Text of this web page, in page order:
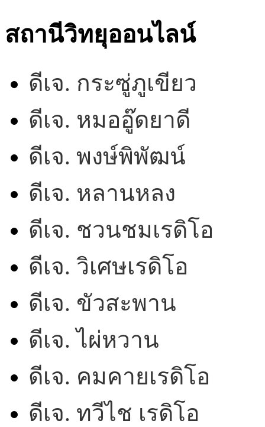
สถานีวิทยุออนไลน์
ดีเจ. กระซู่ภูเขียว
ดีเจ. หมออู๊ดยาดี
ดีเจ. พงษ์พิพัฒน์
ดีเจ. หลานหลง
ดีเจ. ชวนชมเรดิโอ
ดีเจ. วิเศษเรดิโอ
ดีเจ. ขัวสะพาน
ดีเจ. ไผ่หวาน
ดีเจ. คมคายเรดิโอ
ดีเจ. ทวีไช เรดิโอ